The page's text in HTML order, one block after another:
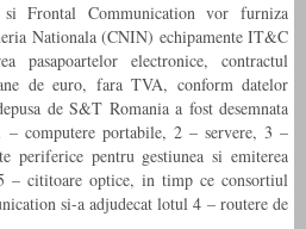
Frontal Communication vor furniza
Nationala (CNIN) echipamente IT&C
pasapoartelor electronice, contractul
de euro, fara TVA, conform datelor
de S&T Romania a fost desemnata
– computere portabile, 2 – servere, 3 –
periferice pentru gestiunea si emiterea
– cititoare optice, in timp ce consortiul
si-a adjudecat lotul 4 – routere de